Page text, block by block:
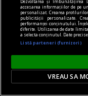
zone montane
Bolvașnița a fost
pompierii
stingerea unui
elicoptere Black
accesarea informațiilor de pe
personalizat. Crearea
publicității personalizate.
performanței conținutului.
diferite. Utilizarea de date
a selecta conținutul. Date
Listă parteneri (furnizori)
VREAU SA